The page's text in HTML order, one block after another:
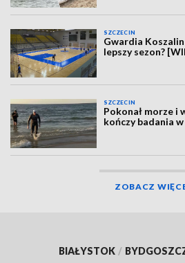
SZCZECIN
Gwardia
lepszy sezon?
SZCZECIN
Pokonał morze i
kończy badania
ZOBACZ
BIAŁYSTOK /